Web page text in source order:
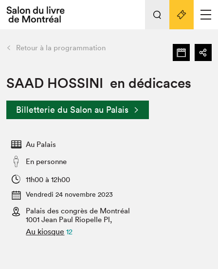
Espace exposant⋅e⋅s
Espace enseignant·e·s
Espace médias
L'événement
Préparer sa visite au Salon
Actualités
SLM PRO
retour Nos activités
Préparer sa visite
Salon dans la ville et en ligne
Projets partenaires
Liens pratiques
Retour à la programmation
SAAD HOSSINI en dédicaces
Billetterie du Salon au Palais
Au Palais
En personne
11h00 à 12h00
Vendredi 24 novembre 2023
Palais des congrès de Montréal
1001 Jean Paul Riopelle Pl,
Au kiosque 12